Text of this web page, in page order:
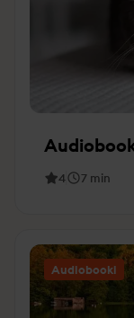
4 7 min
Audiobooki